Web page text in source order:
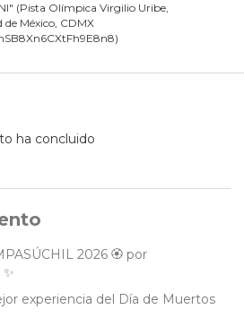
" (Pista Olímpica Virgilio Uribe,
México, CDMX
)
ha concluido
2026 🏵️ por
experiencia del Día de Muertos